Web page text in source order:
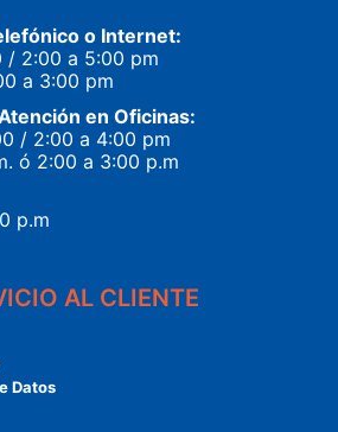
o Internet:
/ 2:00 a 5:00 pm
a 3:00 pm
en Oficinas:
/ 2:00 a 4:00 pm
ó 2:00 a 3:00 p.m
p.m
AL CLIENTE
Datos